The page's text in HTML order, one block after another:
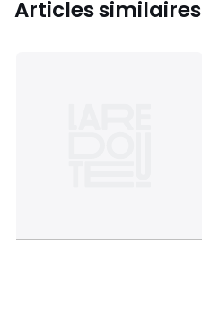
Articles similaires